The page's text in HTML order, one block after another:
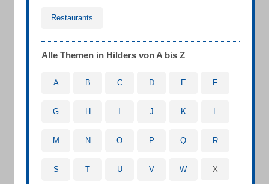
Restaurants
Alle Themen in Hilders von A bis Z
A B C D E F
G H J K L
M N O P Q R
S T U V W X